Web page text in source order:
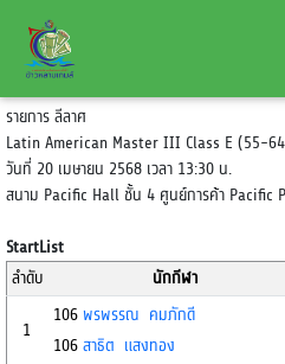
รายการ ลีลาศ
Latin American Master III Class E (55-
วันที่ 20 เมษายน 2568 เวลา 13:30 น.
สนาม Pacific Hall ชั้น 4 ศูนย์การค้า Pacific
StartList
ลำดับ
นักกีฬา
1
106 พรพรรณ คมภักดี
106 สาธิต แสงทอง